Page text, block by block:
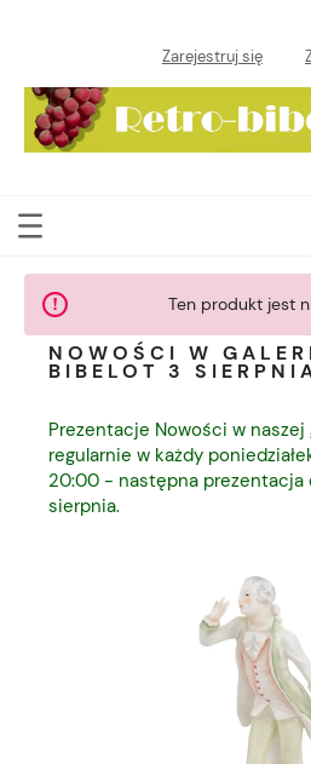
Zarejestruj się
Ten produkt jest
NOWOŚCI W
BIBELOT 3
Prezentacje Nowości w
regularnie w każdy
20:00 - następna prezentacja
sierpnia.